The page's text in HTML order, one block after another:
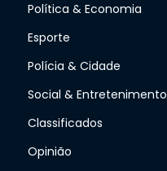
Política & Economia
Esporte
Polícia & Cidade
Social & Entretenimento
Classificados
Opinião